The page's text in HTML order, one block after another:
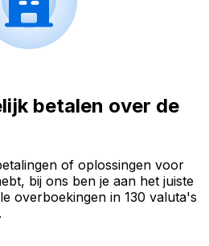
betalen over de
of oplossingen voor
bij ons ben je aan het juiste
overboekingen in 130 valuta's